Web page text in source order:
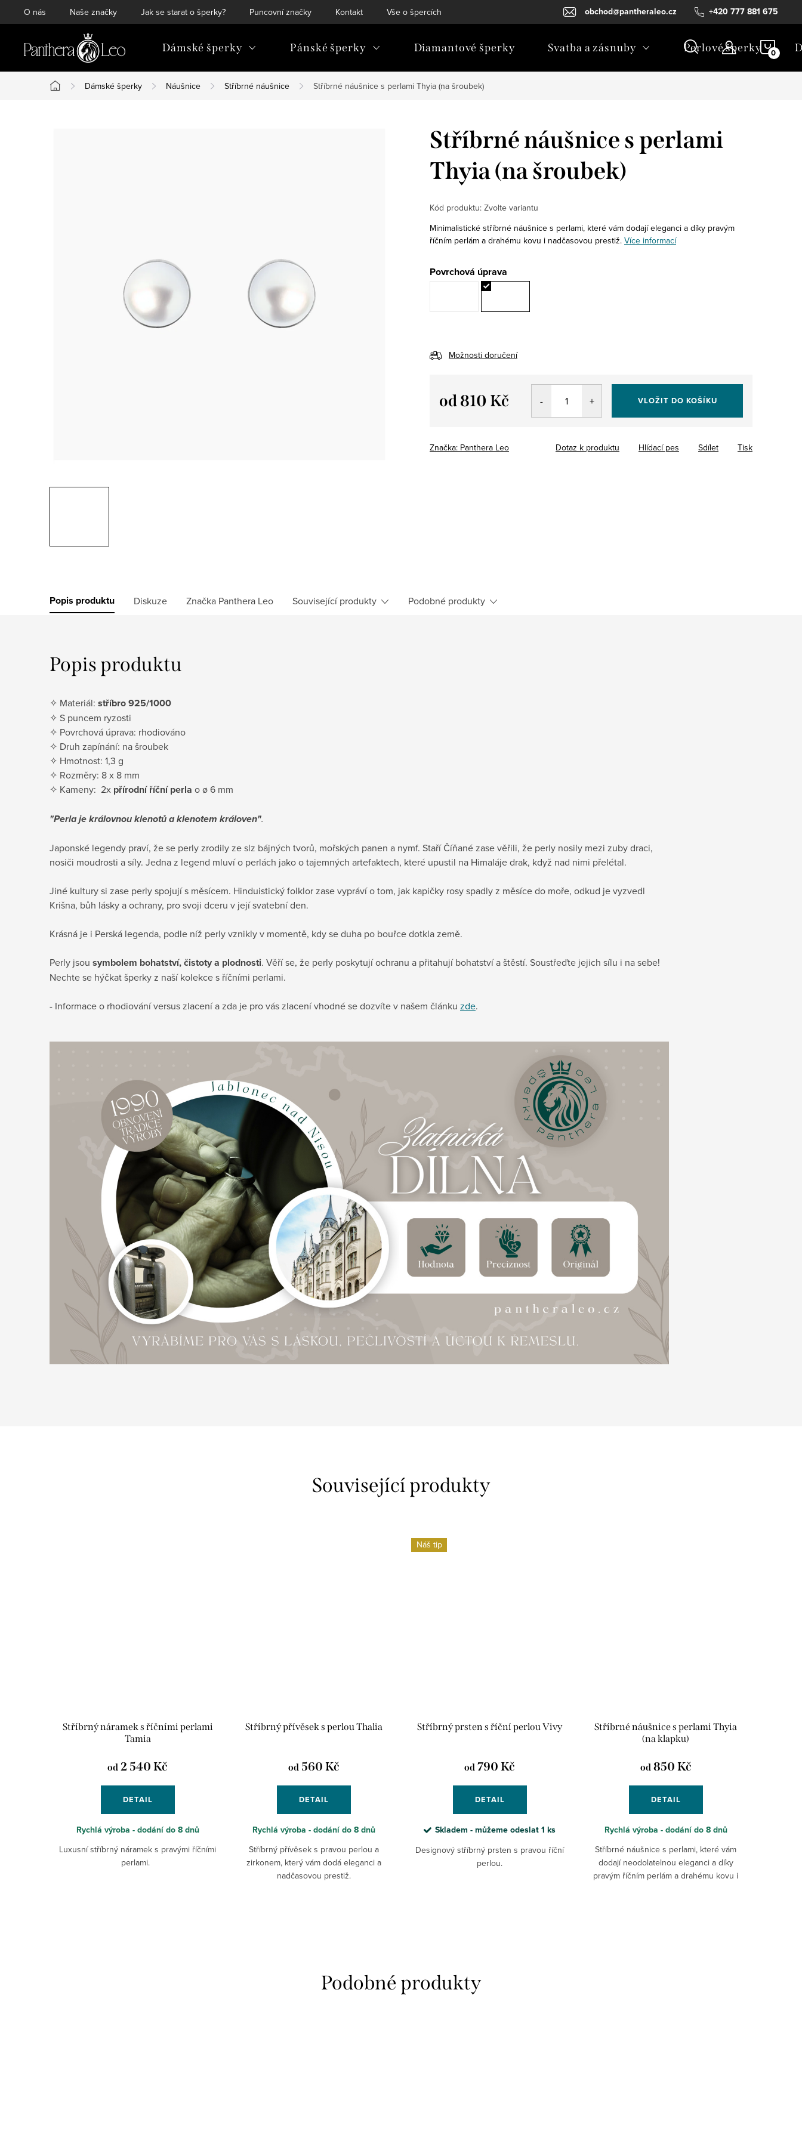
na
+420 777 881 675
obchod@pantheraleo.cz
O nás Naše značky Jak se starat o šperky? Puncovní značky Kontakt Vše o špercích
Dámské šperky Pánské šperky Diamantové šperky Svatba a zásnuby Perlové šperky
Domů
Dámské šperky Náušnice Stříbrné náušnice Stříbrné náušnice s perlami Thyia (na šroubek)
Stříbrné náušnice s perlami
Thyia (na šroubek)
Kód produktu: Zvolte variantu
Minimalistické stříbrné náušnice s perlami, které vám dodají eleganci a díky pravým
říčním perlám a drahému kovu i nadčasovou prestiž. Více informací
Povrchová úprava
Možnosti doručení
od810 Kč VLOŽIT DO KOŠÍKU
Značka: Panthera Leo Tisk
Dotaz k produktu Hlídací pes Sdílet
Popis produktu Diskuze Značka Panthera Leo Související produkty Podobné produkty
Popis produktu
✧ Materiál: stříbro 925/1000
✧ S puncem ryzosti
✧ Povrchová úprava: rhodiováno
✧ Druh zapínání: na šroubek
✧ Hmotnost: 1,3 g
✧ Rozměry: 8 x 8 mm
✧ Kameny: 2x přírodní říční perla o ø 6 mm
"Perla je královnou klenotů a klenotem královen".
Japonské legendy praví, že se perly zrodily ze slz bájných tvorů, mořských panen a nymf. Staří Číňané zase věřili, že perly nosily mezi zuby draci,
nosiči moudrosti a síly. Jedna z legend mluví o perlách jako o tajemných artefaktech, které upustil na Himaláje drak, když nad nimi přelétal.
Jiné kultury si zase perly spojují s měsícem. Hinduistický folklor zase vypráví o tom, jak kapičky rosy spadly z měsíce do moře, odkud je vyzvedl
Krišna, bůh lásky a ochrany, pro svoji dceru v její svatební den.
Krásná je i Perská legenda, podle níž perly vznikly v momentě, kdy se duha po bouřce dotkla země.
Perly jsou symbolem bohatství, čistoty a plodnosti. Věří se, že perly poskytují ochranu a přitahují bohatství a štěstí. Soustřeďte jejich sílu i na sebe!
Nechte se hýčkat šperky z naší kolekce s říčními perlami.
- Informace o rhodiování versus zlacení a zda je pro vás zlacení vhodné se dozvíte v našem článku zde.
Související produkty
Stříbrný náramek s říčními perlami
Tamia
od 2 540 Kč
DETAIL
Rychlá výroba - dodání do 8 dnů
Luxusní stříbrný náramek s pravými říčními
perlami.
Stříbrný přívěsek s perlou Thalia
od 560 Kč
DETAIL
Rychlá výroba - dodání do 8 dnů
Stříbrný přívěsek s pravou perlou a
zirkonem, který vám dodá eleganci a
nadčasovou prestiž.
Náš tip
Stříbrný prsten s říční perlou Vivy
od 790 Kč
DETAIL
Skladem - můžeme odeslat1 ks
Designový stříbrný prsten s pravou říční
perlou.
Stříbrné náušnice s perlami Thyia
(na klapku)
od 850 Kč
DETAIL
Rychlá výroba - dodání do 8 dnů
Stříbrné náušnice s perlami, které vám
dodají neodolatelnou eleganci a díky
pravým říčním perlám a drahému kovu i